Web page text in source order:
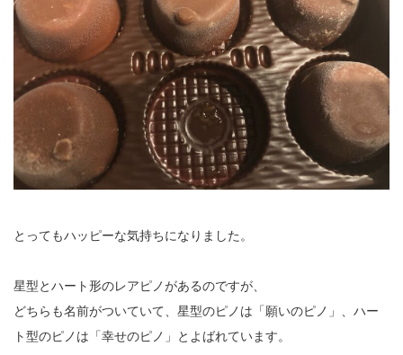
とってもハッピーな気持ちになりました。
星型とハート形のレアピノがあるのですが、
どちらも名前がついていて、星型のピノは「願いのピノ」、ハー
ト型のピノは「幸せのピノ」とよばれています。